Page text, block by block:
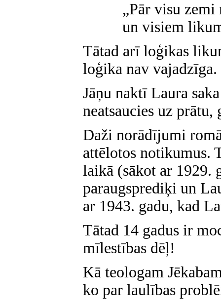
„Pār visu
un visiem
Tātad arī loģikas
loģika nav vajadzīga.
Jāņu naktī Laura
neatsaucies uz
Daži norādījumi
attēlotos notikumus.
laikā (sākot ar 1929.
paraugsprediķi un
ar 1943. gadu, kad
Tātad 14 gadus ir
mīlestības dēļ!
Kā teologam
ko par laulības